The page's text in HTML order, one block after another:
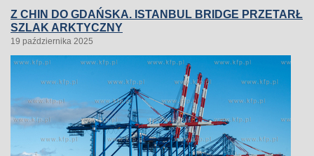
Z CHIN DO GDAŃSKA. ISTANBUL BRIDGE PRZETARŁ
SZLAK ARKTYCZNY
19 października 2025